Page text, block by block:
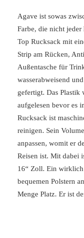
Agave ist sowas
Farbe, die nicht
Top Rucksack mit
Strip am Rücken,
Außentasche für
wasserabweisend
gefertigt. Das Plastik
aufgelesen bevor es
Rucksack ist
reinigen. Sein
anpassen, womit er
Reisen ist. Mit dabei
16“ Zoll. Ein
bequemen Polstern
Menge Platz. Er ist